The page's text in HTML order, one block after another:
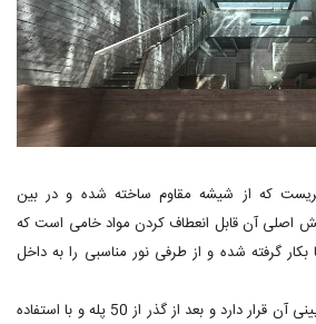
که از شیشه مقاوم ساخته شده و در بین
اصلی آن قابل انعطاف کردن مواد خامی است که
بکار گرفته شده و از طرفی نور مناسبی را به داخل
ورودی ساختمان در قسمت پایینی آن قرار دارد و بعد از گذر از 50 پله و با استفاده